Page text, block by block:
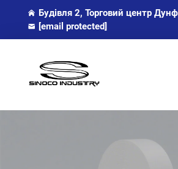
Будівля 2, Торговий центр
[email protected]